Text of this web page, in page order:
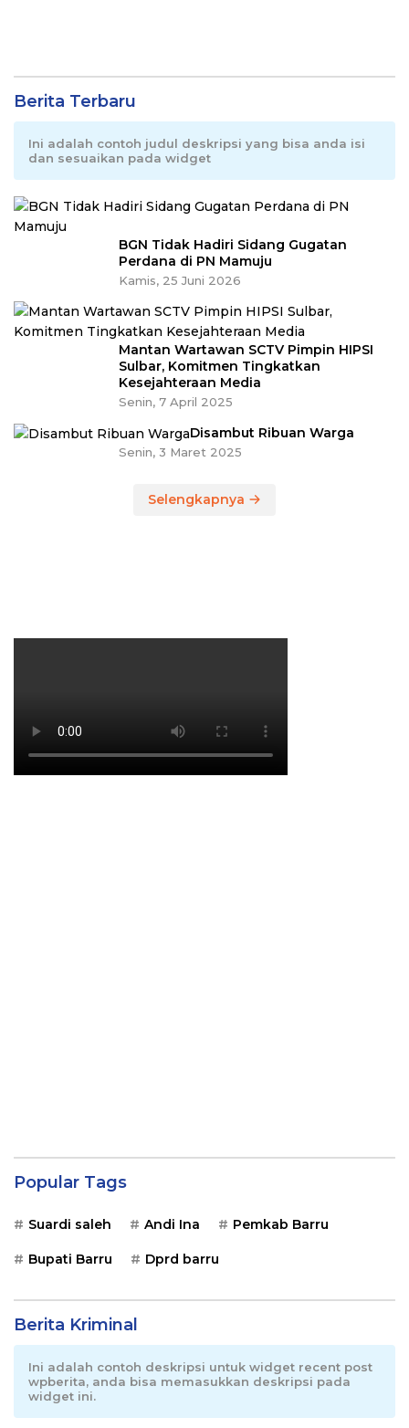
Berita Terbaru
Ini adalah contoh judul deskripsi yang bisa anda isi
dan sesuaikan pada widget
BGN Tidak Hadiri Sidang Gugatan
Perdana di PN Mamuju
Kamis, 25 Juni 2026
Mantan Wartawan SCTV Pimpin HIPSI
Sulbar, Komitmen Tingkatkan
Kesejahteraan Media
Senin, 7 April 2025
Disambut Ribuan Warga
Senin, 3 Maret 2025
Selengkapnya
Popular Tags
Suardi saleh Andi Ina Pemkab Barru
Bupati Barru Dprd barru
Berita Kriminal
Ini adalah contoh deskripsi untuk widget recent post
wpberita, anda bisa memasukkan deskripsi pada
widget ini.